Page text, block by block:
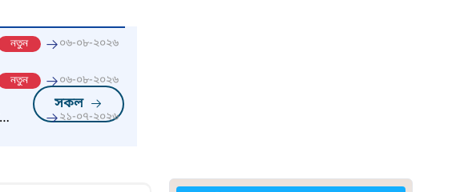
সকল
নতুন ০৬-০৮-২০২৬
নতুন ০৬-০৮-২০২৬
২১-০৭-২০২৬